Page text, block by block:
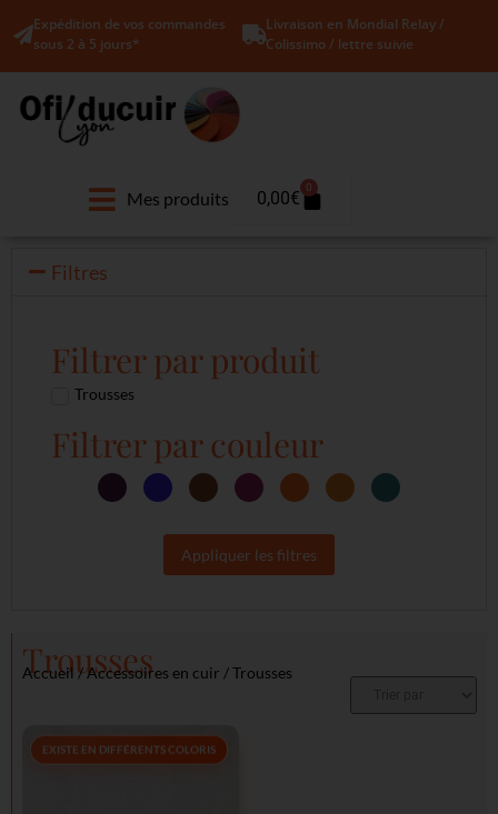
Expédition de vos commandes
sous 2 à 5 jours*
Livraison en Mondial Relay /
Colissimo / lettre suivie
Mes produits 0,00€
0
Filtres
Filtrer par produit
Trousses
Filtrer par couleur
Appliquer les filtres
Trousses
Accueil /Accessoires en cuir / Trousses
EXISTE EN DIFFÉRENTS COLORIS